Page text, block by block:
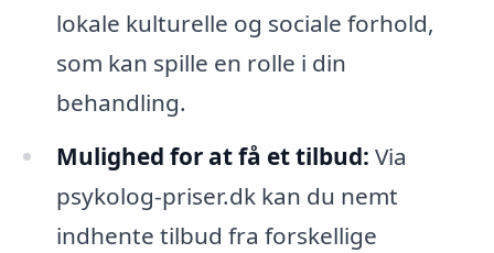
lokale kulturelle og sociale forhold,
som kan spille en rolle i din
behandling.
Mulighed for at få et tilbud: Via
psykolog-priser.dk kan du nemt
indhente tilbud fra forskellige